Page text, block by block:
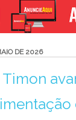
DE 2026